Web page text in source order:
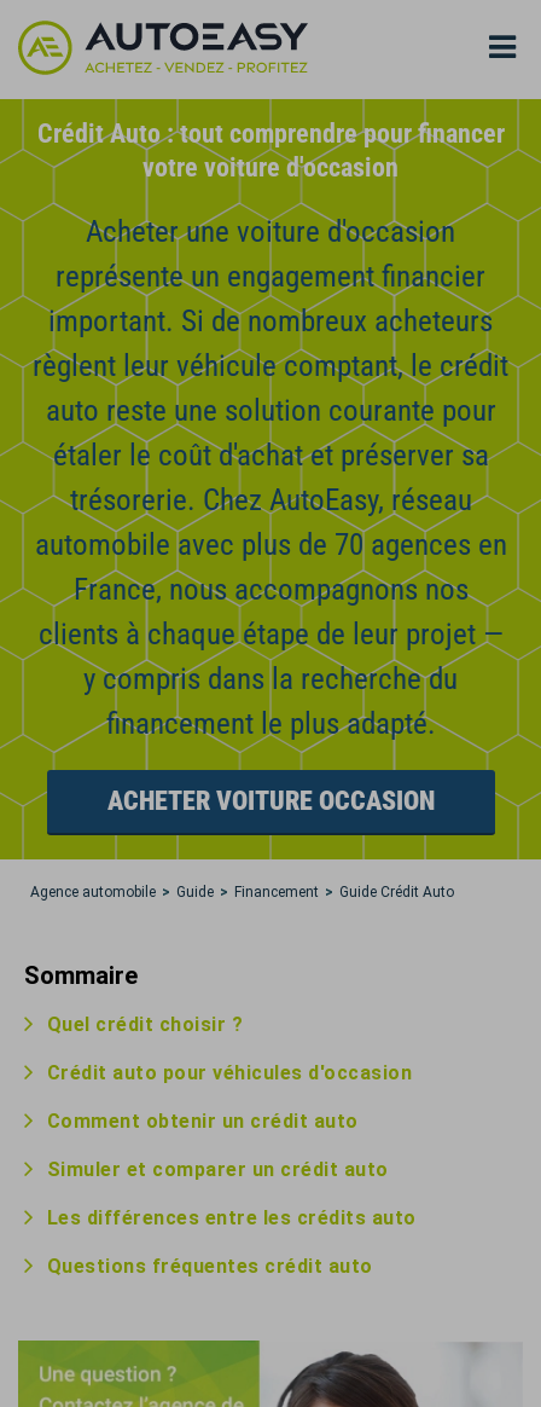
Crédit Auto : tout comprendre pour financer
votre voiture d'occasion
Acheter une voiture d'occasion
représente un engagement financier
important. Si de nombreux acheteurs
règlent leur véhicule comptant, le crédit
auto reste une solution courante pour
étaler le coût d'achat et préserver sa
trésorerie. Chez AutoEasy, réseau
automobile avec plus de 70 agences en
France, nous accompagnons nos
clients à chaque étape de leur projet —
y compris dans la recherche du
financement le plus adapté.
ACHETER VOITURE OCCASION
Agence automobile Guide Financement Guide Crédit Auto
Sommaire
Quel crédit choisir ?
Crédit auto pour véhicules d'occasion
Comment obtenir un crédit auto
Simuler et comparer un crédit auto
Les différences entre les crédits auto
Questions fréquentes crédit auto